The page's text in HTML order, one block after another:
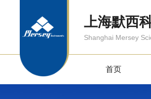
上海默西
Shanghai Mersey
首页